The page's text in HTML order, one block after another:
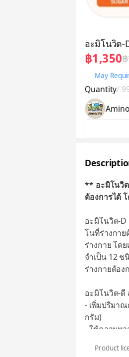
อะมิโนวิต-
฿1,350
May
Quantity/
** อะมิโนวิต
ต้องการได้
อะมิโนวิต-
โนที่ร่างกาย
ร่างกาย โด
จำเป็น 12
ร่างกายต้อง
อะมิโนวิต-ดี
- เพิ่มปริมา
กรัม)
- ใช้ความห
- เพิ่มวิตามิ
Product